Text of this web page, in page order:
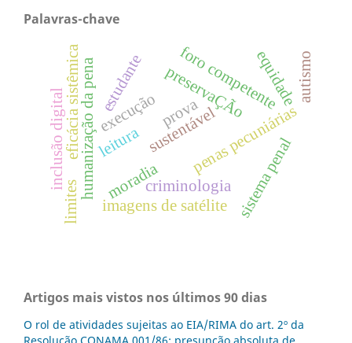
Palavras-chave
penas pecuniárias
preservaÇÃo
criminologia
sustentável
leitura
humanização da pena moradia
execução
foro competente
eficácia sistêmica
sistema penal
equidade
inclusão digital
limites imagens de satélite
prova
estudante autismo
Artigos mais vistos nos últimos 90 dias
O rol de atividades sujeitas ao EIA/RIMA do art. 2º da
Resolução CONAMA 001/86: presunção absoluta de